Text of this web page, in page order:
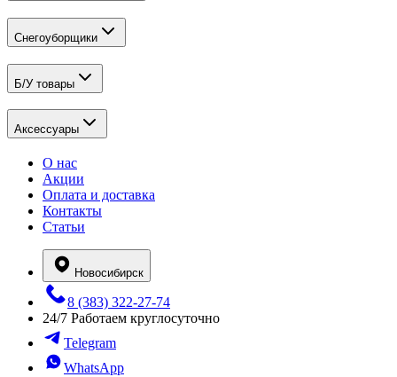
Снегоуборщики
Б/У товары
Аксессуары
О нас
Акции
Оплата и доставка
Контакты
Статьи
Новосибирск
8 (383) 322-27-74
24/7 Работаем круглосуточно
Telegram
WhatsApp